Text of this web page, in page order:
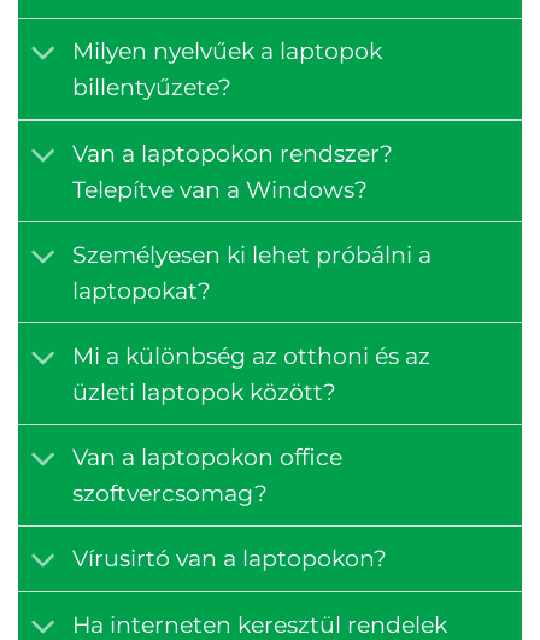
Milyen nyelvűek a laptopok
billentyűzete?
Van a laptopokon rendszer?
Telepítve van a Windows?
Személyesen ki lehet próbálni a
laptopokat?
Mi a különbség az otthoni és az
üzleti laptopok között?
Van a laptopokon office
szoftvercsomag?
Vírusirtó van a laptopokon?
Ha interneten keresztül rendelek